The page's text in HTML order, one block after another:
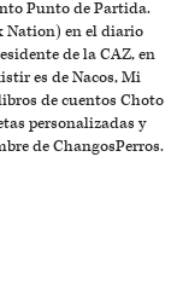
Punto de Partida.
Nation) en el diario
de la CAZ, en
es de Nacos, Mi
de cuentos Choto
personalizadas y
de ChangosPerros.